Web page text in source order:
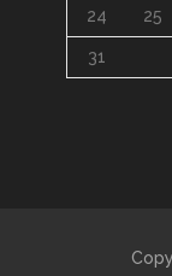
24 25
31